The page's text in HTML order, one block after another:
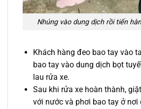
Nhúng vào dung dịch rồi tiến
Khách hàng đeo bao tay vào
bao tay vào dung dịch bọt
lau rửa xe.
Sau khi rửa xe hoàn thành,
với nước và phơi bao tay ở nơi